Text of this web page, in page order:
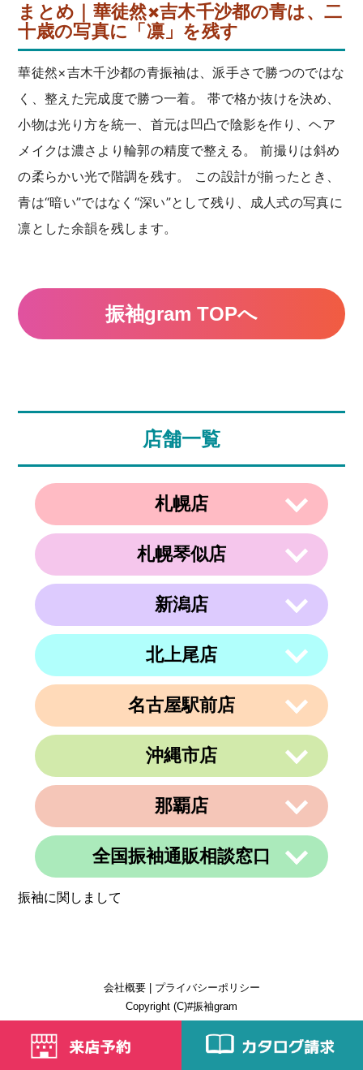
まとめ｜華徒然×吉木千沙都の青は、二
十歳の写真に「凛」を残す
華徒然×吉木千沙都の青振袖は、派手さで勝つのではな
く、整えた完成度で勝つ一着。 帯で格か抜けを決め、
小物は光り方を統一、首元は凹凸で陰影を作り、ヘア
メイクは濃さより輪郭の精度で整える。 前撮りは斜め
の柔らかい光で階調を残す。 この設計が揃ったとき、
青は“暗い”ではなく“深い”として残り、成人式の写真に
凛とした余韻を残します。
振袖gram TOPへ
店舗一覧
札幌店
〒003-0002
北海道札幌市白石区東札幌２条２丁目４
午前10時～午後19時
なし
札幌琴似店
〒063-0811
北海道札幌市西区琴似１条５丁目４−１
午前10時～午後19時
なし
新潟店
〒950-0962
新潟県新潟市中央区出来島2-1-6
025-288-5593
営業時間 午前9時～午後6時
不定休
北上尾店
〒362-0015
埼玉県上尾市緑丘3-3-11-2 PAPA上尾シ
048-729-7688
午前10時～午後19時
火曜、金曜(祝日は営業)
名古屋駅前店
住所
〒450-0002
愛知県名古屋市中村区名駅3丁目9番14
名古屋東アーバンビル6F
電話番号 052-990-4694
不定休
沖縄市店
〒904-0034
沖縄県沖縄市山内２丁目８−１３ 1階
電話番号 080-8565-3818
定休日 不定休
那覇店
〒902-0069
沖縄県那覇市松島1-11-13C＆C 4F
電話番号 098-884-6600
全国振袖通販相談窓口
営業時間 24時間
振袖に関しまして
会社概要| プライバシーポリシー
Copyright (C)#振袖gram